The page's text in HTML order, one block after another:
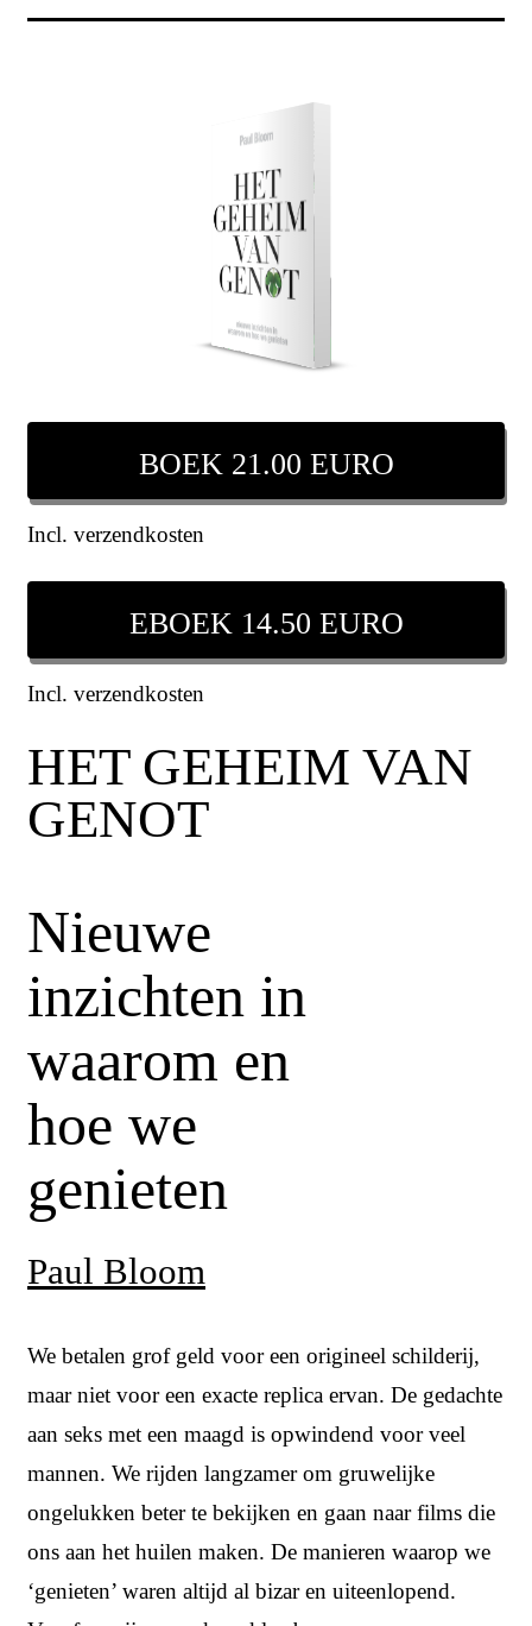
BOEK 21.00 EURO
Incl. verzendkosten
EBOEK 14.50 EURO
Incl. verzendkosten
HET GEHEIM VAN
GENOT
Nieuwe
inzichten in
waarom en
hoe we
genieten
Paul Bloom
We betalen grof geld voor een origineel schilderij,
maar niet voor een exacte replica ervan. De gedachte
aan seks met een maagd is opwindend voor veel
mannen. We rijden langzamer om gruwelijke
ongelukken beter te bekijken en gaan naar films die
ons aan het huilen maken. De manieren waarop we
‘genieten’ waren altijd al bizar en uiteenlopend.